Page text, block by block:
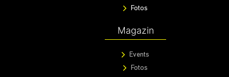
Fotos
Magazin
Events
Fotos